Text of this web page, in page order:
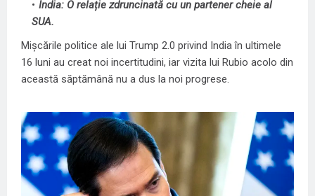
India: O relație zdruncinată cu un partener cheie al
SUA.
Mișcările politice ale lui Trump 2.0 privind India în ultimele
16 luni au creat noi incertitudini, iar vizita lui Rubio acolo din
această săptămână nu a dus la noi progrese.